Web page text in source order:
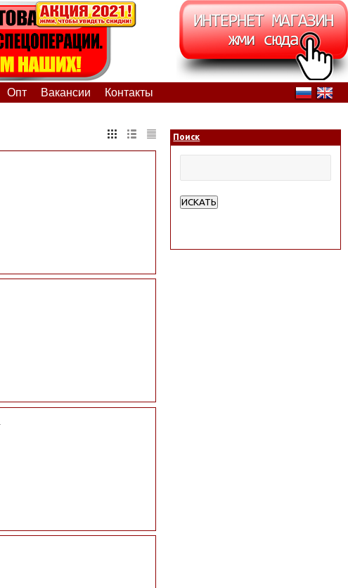
Опт Вакансии Контакты
Поиск
ИСКАТЬ